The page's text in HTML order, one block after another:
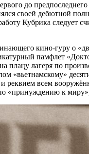
до
своей дебютной
Кубрика следует
кино-гуру о
памфлет
плацу лагеря по
«вьетнамскому»
реквием всем
«принуждению к